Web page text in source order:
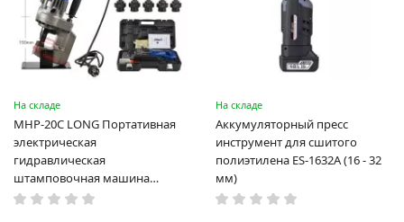
На складе
MHP-20C LONG Портативная
электрическая
гидравлическая
штамповочная машина
высокая мощность и мощный
На складе
Аккумуляторный пресс
инструмент для сшитого
полиэтилена ES-1632A (16 - 32
мм)